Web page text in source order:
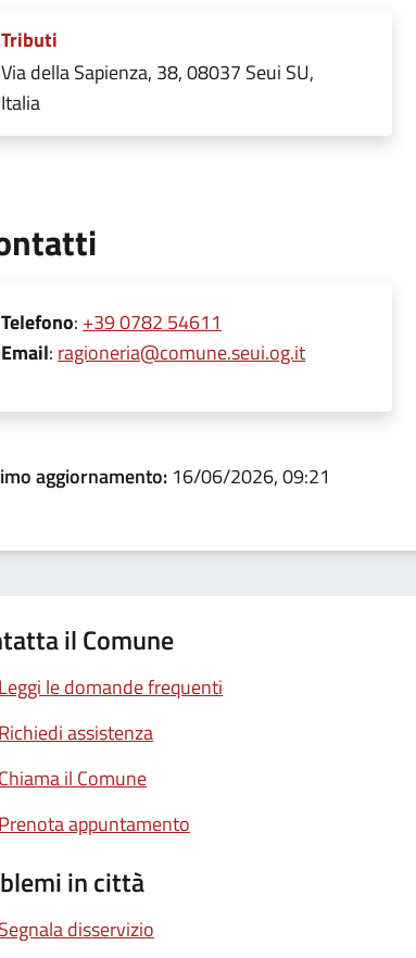
Tributi
Via della Sapienza, 38, 08037 Seui SU,
Italia
Telefono: +39 0782 54611
Email: ragioneria@comune.seui.og.it
aggiornamento: 16/06/2026, 09:21
il Comune
le domande frequenti
assistenza
il Comune
appuntamento
in città
disservizio